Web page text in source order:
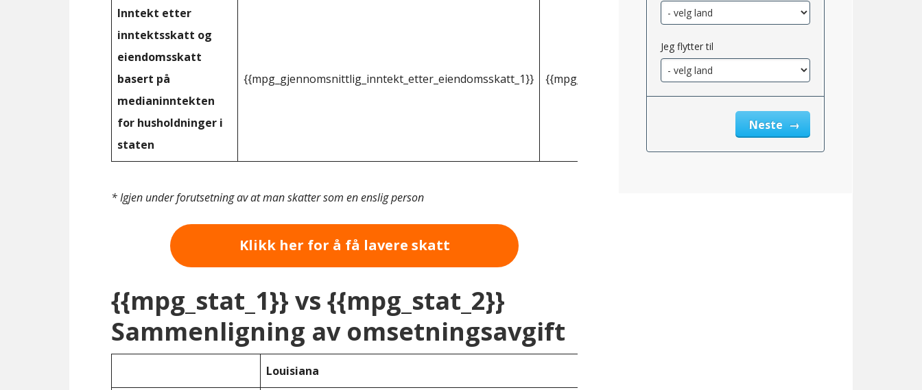
Inntekt etter
inntektsskatt og
eiendomsskatt
basert på
medianinntekten
for husholdninger i
staten
{{mpg_gjennomsnittlig_inntekt_etter_eiendomsskatt_1}} {{mpg_gjennomsnittlig_inntekt_etter_eiendomsskatt_2}}
* Igjen under forutsetning av at man skatter som en enslig person
Klikk her for å få lavere skatt
{{mpg_stat_1}} vs {{mpg_stat_2}}
Sammenligning av omsetningsavgift
Louisiana
Jeg flytter til
Neste